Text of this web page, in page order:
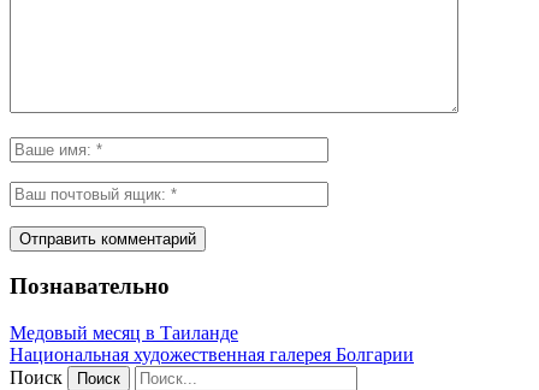
Познавательно
Медовый месяц в Таиланде
Национальная художественная галерея Болгарии
Поиск